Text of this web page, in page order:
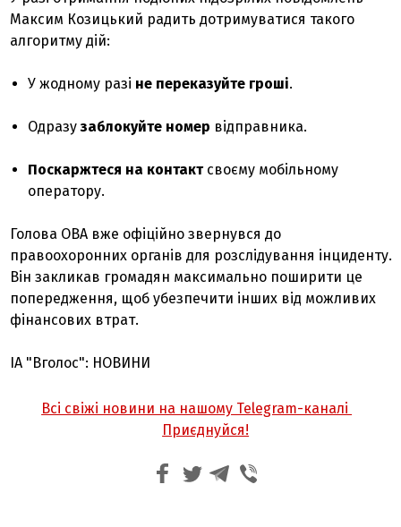
Максим Козицький радить дотримуватися такого
алгоритму дій:
У жодному разі не переказуйте гроші.
Одразузаблокуйте номер відправника.
Поскаржтеся на контактсвоєму мобільному
оператору.
Голова ОВА вже офіційно звернувся до
правоохоронних органів для розслідування інциденту.
Він закликав громадян максимально поширити це
попередження, щоб убезпечити інших від можливих
фінансових втрат.
ІА "Вголос": НОВИНИ
Всі свіжі новини на нашому Telegram-каналі
Приєднуйся!